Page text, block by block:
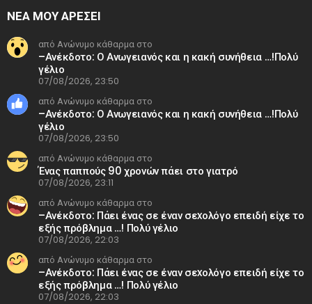
ΝΕΑ ΜΟΥ ΑΡΕΣΕΙ
από Ανώνυμο κάθαρμα στο
–Ανέκδοτο: Ο Ανωγειανός και η κακή συνήθεια …!Πολύ
γέλιο
07/08/2026, 23:50
από Ανώνυμο κάθαρμα στο
–Ανέκδοτο: Ο Ανωγειανός και η κακή συνήθεια …!Πολύ
γέλιο
07/08/2026, 23:50
από Ανώνυμο κάθαρμα στο
Ένας παππούς 90 χρονών πάει στο γιατρό
07/08/2026, 23:11
από Ανώνυμο κάθαρμα στο
–Ανέκδοτο: Πάει ένας σε έναν σεxολόγο επειδή είχε το
εξής πρόβλημα …! Πολύ γέλιο
07/08/2026, 22:03
από Ανώνυμο κάθαρμα στο
–Ανέκδοτο: Πάει ένας σε έναν σεxολόγο επειδή είχε το
εξής πρόβλημα …! Πολύ γέλιο
07/08/2026, 22:03